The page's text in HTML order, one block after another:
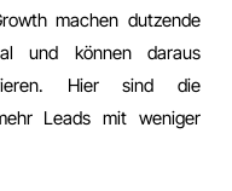
machen dutzende
und können daraus
Hier sind die
Leads mit weniger